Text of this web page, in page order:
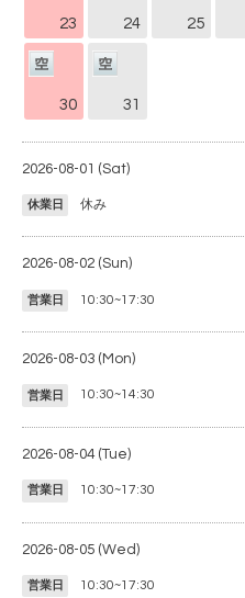
23 24 25
30 31
2026-08-01 (Sat)
休業日 休み
2026-08-02 (Sun)
営業日 10:30~17:30
2026-08-03 (Mon)
営業日 10:30~14:30
2026-08-04 (Tue)
営業日 10:30~17:30
2026-08-05 (Wed)
営業日 10:30~17:30